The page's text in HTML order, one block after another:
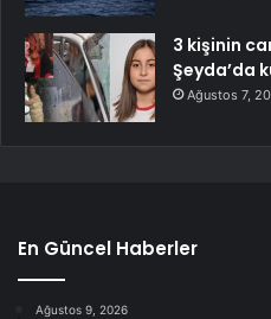
3 kişinin
Şeyda’da
Ağustos 7,
En Güncel Haberler
Ağustos 9, 2026